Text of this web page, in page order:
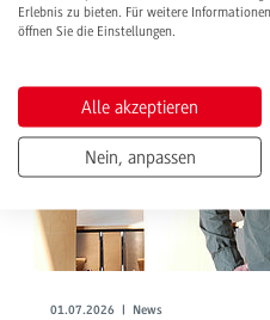
01.07.2026 | News
Erlebnis zu bieten. Für weitere
öffnen Sie die Einstellungen.
Alle akzeptieren
Nein, anpassen